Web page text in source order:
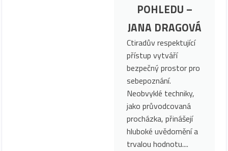
POHLEDU –
JANA DRAGOVÁ
Ctiradův respektující
přístup vytváří
bezpečný prostor pro
sebepoznání.
Neobvyklé techniky,
jako průvodcovaná
procházka, přinášejí
hluboké uvědomění a
trvalou hodnotu....